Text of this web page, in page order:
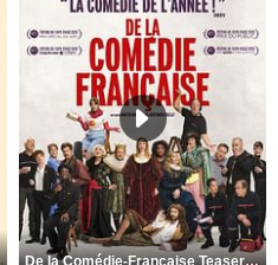
De la Comédie-Française Teaser VF